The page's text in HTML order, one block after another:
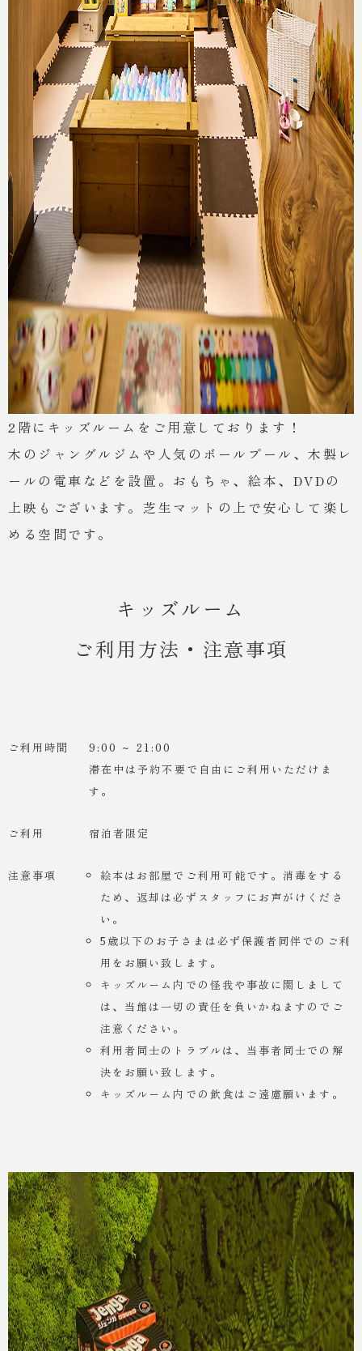
2階にキッズルームをご用意しております！
木のジャングルジムや人気のボールプール、木製レ
ールの電車などを設置。おもちゃ、絵本、DVDの
上映もございます。芝生マットの上で安心して楽し
める空間です。
キッズルーム
ご利用方法・注意事項
ご利用時間
9:00 ~ 21:00
滞在中は予約不要で自由にご利用いただけま
す。
ご利用 宿泊者限定
注意事項
絵本はお部屋でご利用可能です。消毒をする
ため、返却は必ずスタッフにお声がけくださ
い。
5歳以下のお子さまは必ず保護者同伴でのご利
用をお願い致します。
キッズルーム内での怪我や事故に関しまして
は、当館は一切の責任を負いかねますのでご
注意ください。
利用者同士のトラブルは、当事者同士での解
決をお願い致します。
キッズルーム内での飲食はご遠慮願います。